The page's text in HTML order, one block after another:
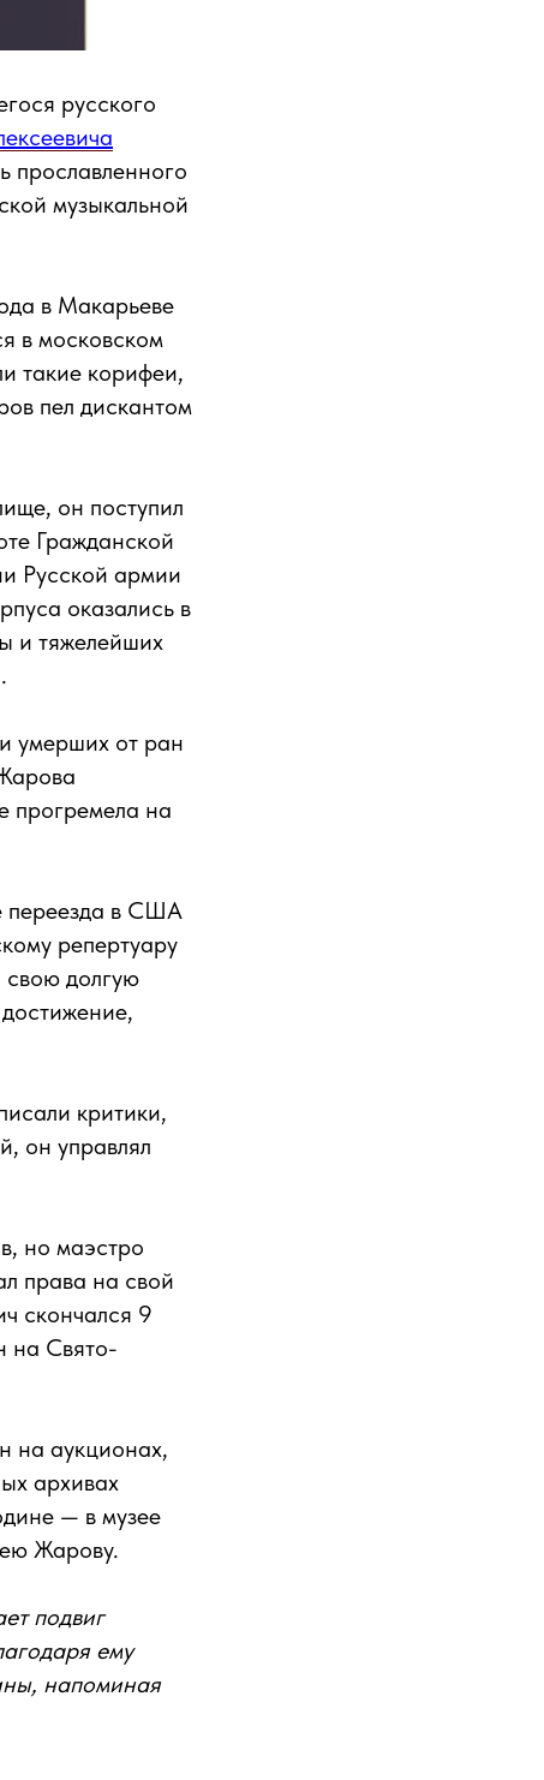
русского
прославленного
музыкальной
в Макарьеве
в московском
такие корифеи,
пел дискантом
он поступил
Гражданской
Русской армии
оказались в
и тяжелейших
умерших от ран
прогремела на
переезда в США
репертуару
долгую
критики,
он управлял
но маэстро
права на свой
скончался 9
на Свято-
на аукционах,
архивах
— в музее
Жарову.
подвиг
ему
напоминая